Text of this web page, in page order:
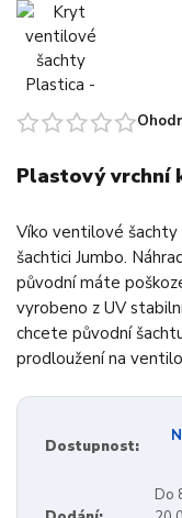
Plastový vrchní
Víko ventilové
šachtici Jumbo.
původní máte
vyrobeno z UV
chcete původní
prodloužení na
Dostupnost:
Do